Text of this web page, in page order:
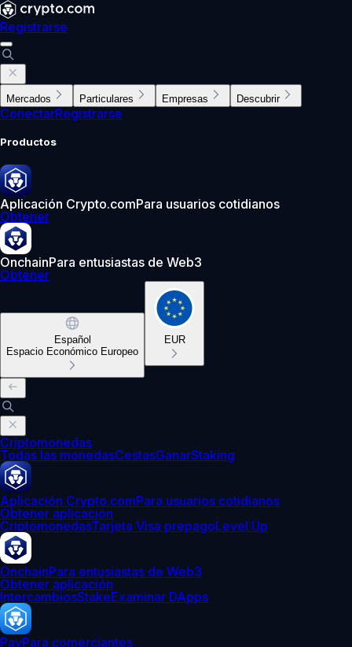
Registrarse
Mercados Particulares Empresas Descubrir
ConectarRegistrarse
Productos
Aplicación Crypto.comPara usuarios cotidianos
Obtener
OnchainPara entusiastas de Web3
Obtener
Español
Espacio Económico Europeo
EUR
Criptomonedas
Todas las monedasCestasGanarStaking
Aplicación Crypto.comPara usuarios cotidianos
Obtener aplicación
CriptomonedasTarjeta Visa prepagoLevel Up
OnchainPara entusiastas de Web3
Obtener aplicación
IntercambiosStakeExaminar DApps
PayPara comerciantes